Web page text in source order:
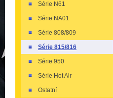
Série N61
Série NA01
Série 808/809
Série 815/816
Série 950
Série Hot Air
Ostatní